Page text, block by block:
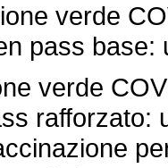
verde
pass
verde
rafforzato: